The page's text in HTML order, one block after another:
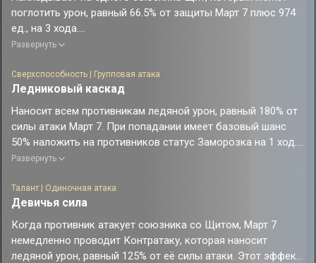
поглотить урон, равный 66.5% от защиты Март 7 плюс 974
ед., на 3 хода.
Если текущее НР этого союзника выше или равно 30%, его
повышается.
Развернуть
Сверхспособность | Групповая атака
Ледниковый каскад
Наносит всем противникам ледяной урон, равный 180% от
силы атаки Март 7. При попадании имеет базовый шанс
50% наложить на противников статус Заморозка на 1 ход.
Противник со статусом Заморозка не может совершать
равный 75% от силы атаки Март 7, в начале каждого хода.
Развернуть
Талант | Одиночная атака
Девичья сила
Когда противник атакует союзника со Щитом, Март 7
немедленно проводит Контратаку, которая наносит
ледяной урон, равный 125% от её силы атаки. Этот эффект